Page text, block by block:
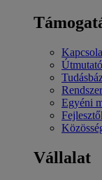
Egyéni
Vállalat